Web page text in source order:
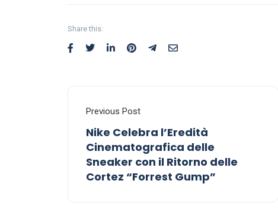
Share this:
Previous Post
Nike Celebra l’Eredità
Cinematografica delle
Sneaker con il Ritorno delle
Cortez “Forrest Gump”